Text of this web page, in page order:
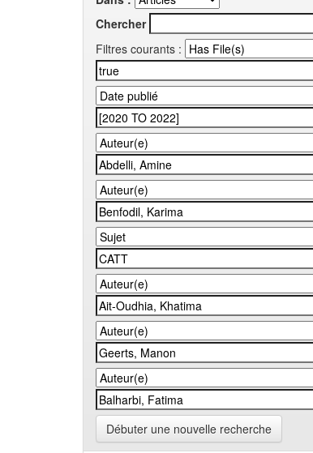
Chercher
Filtres courants :
Débuter une nouvelle recherche